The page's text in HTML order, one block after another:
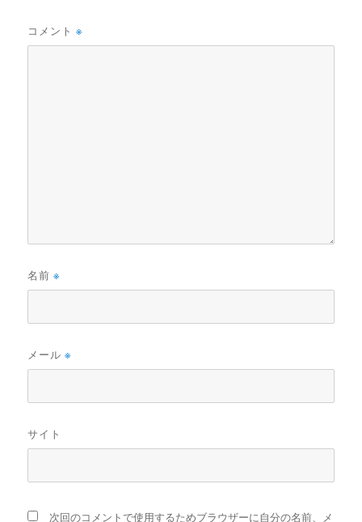
コメント※
名前※
メール※
サイト
次回のコメントで使用するためブラウザーに自分の名前、メ